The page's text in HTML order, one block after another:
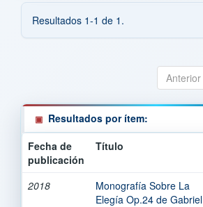
Resultados 1-1 de 1.
Anterior
Resultados por ítem:
Fecha de
publicación
Título
2018
Monografía Sobre La
Elegía Op.24 de Gabriel